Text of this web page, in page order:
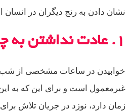
نشان دادن به رنج دیگران در
۱. عادت نداشتن به چرخه خواب
خوابیدن در ساعات مشخصی از شب
غیرمعمول است و برای این که به
زمان دارد، نوزد در جریان تلاش